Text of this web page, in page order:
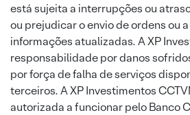
está sujeita a interrupções ou
ou prejudicar o envio de ordens ou
informações atualizadas. A XP
responsabilidade por danos
por força de falha de serviços
terceiros. A XP Investimentos
autorizada a funcionar pelo Banco